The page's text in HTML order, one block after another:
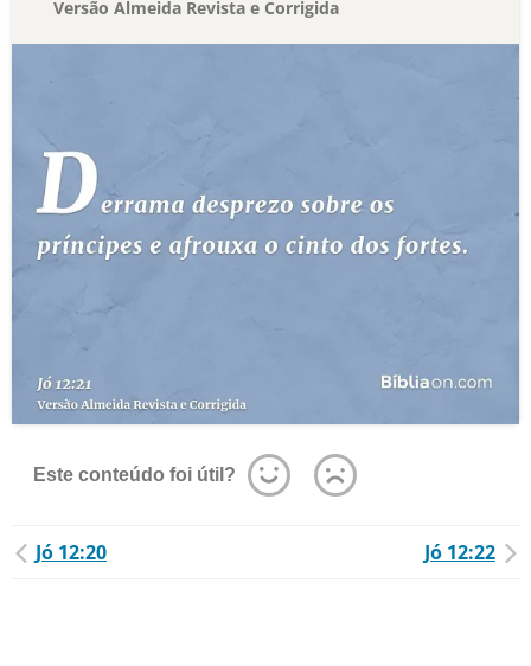
Versão Almeida Revista e Corrigida
Este conteúdo foi útil?
Jó 12:20 Jó 12:22